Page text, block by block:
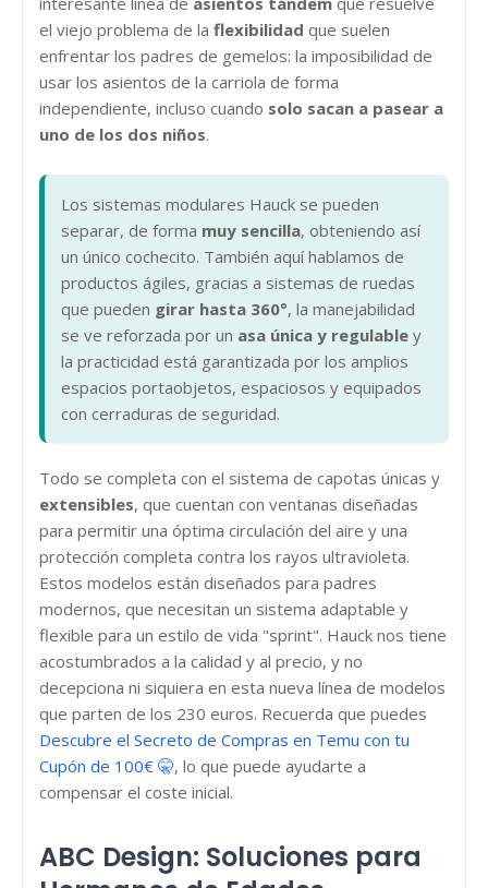
el viejo problema de la flexibilidad que suelen
enfrentar los padres de gemelos: la imposibilidad de
usar los asientos de la carriola de forma
independiente, incluso cuando solo sacan a pasear a
uno de los dos niños.
Los sistemas modulares Hauck se pueden
separar, de forma muy sencilla, obteniendo así
un único cochecito. También aquí hablamos de
productos ágiles, gracias a sistemas de ruedas
que pueden girar hasta 360°, la manejabilidad
se ve reforzada por un asa única y regulable y
la practicidad está garantizada por los amplios
espacios portaobjetos, espaciosos y equipados
con cerraduras de seguridad.
Todo se completa con el sistema de capotas únicas y
extensibles, que cuentan con ventanas diseñadas
para permitir una óptima circulación del aire y una
protección completa contra los rayos ultravioleta.
Estos modelos están diseñados para padres
modernos, que necesitan un sistema adaptable y
flexible para un estilo de vida "sprint". Hauck nos tiene
acostumbrados a la calidad y al precio, y no
decepciona ni siquiera en esta nueva línea de modelos
que parten de los 230 euros. Recuerda que puedes
Descubre el Secreto de Compras en Temu con tu
Cupón de 100€ 🤫, lo que puede ayudarte a
compensar el coste inicial.
ABC Design: Soluciones para